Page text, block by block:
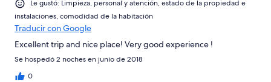
Le gustó: Limpieza, personal y atención, estado de la propiedad e
instalaciones, comodidad de la habitación
Traducir con Google
Excellent trip and nice place! Very good experience !
Se hospedó 2 noches en junio de 2018
0